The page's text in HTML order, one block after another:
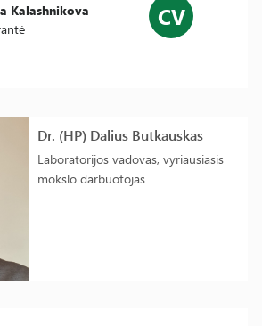
Dr. (HP) Dalius Butkauskas
Laboratorijos vadovas, vyriausiasis
mokslo darbuotojas
Kalashnikova
CV